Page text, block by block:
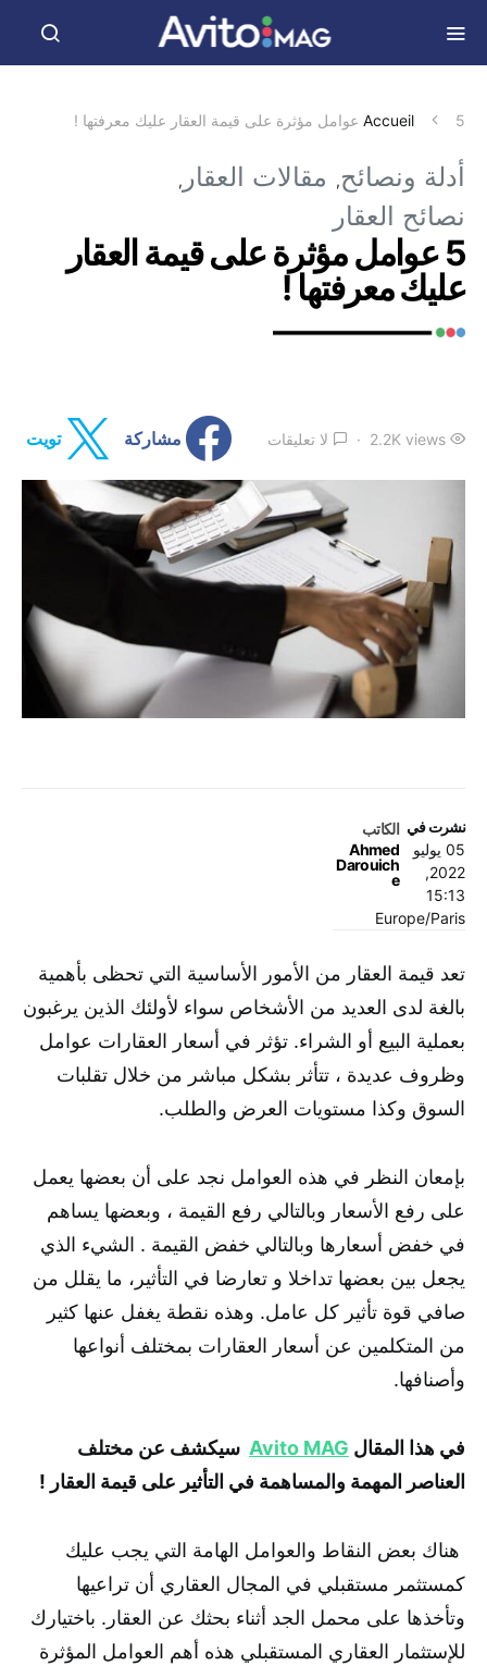
Accueil 5 عوامل مؤثرة على قيمة العقار عليك معرفتها !
أدلة ونصائح مقالات العقار
نصائح العقار
5 عوامل مؤثرة على قيمة العقار
عليك معرفتها !
2.2K views لا تعليقات
نشرت في
05 يوليو
2022,
15:13
Europe/Paris
الكاتب
Ahmed
Darouich
e
تعد قيمة العقار من الأمور الأساسية التي تحظى بأهمية
بالغة لدى العديد من الأشخاص سواء لأولئك الذين يرغبون
بعملية البيع أو الشراء. تؤثر في أسعار العقارات عوامل
وظروف عديدة ، تتأثر بشكل مباشر من خلال تقلبات
السوق وكذا مستويات العرض والطلب.
بإمعان النظر في هذه العوامل نجد على أن بعضها يعمل
على رفع الأسعار وبالتالي رفع القيمة ، وبعضها يساهم
في خفض أسعارها وبالتالي خفض القيمة . الشيء الذي
يجعل بين بعضها تداخلا و تعارضا في التأثير، ما يقلل من
صافي قوة تأثير كل عامل. وهذه نقطة يغفل عنها كثير
من المتكلمين عن أسعار العقارات بمختلف أنواعها
وأصنافها.
في هذا المقال Avito MAG سيكشف عن مختلف
العناصر المهمة والمساهمة في التأثير على قيمة العقار !
هناك بعض النقاط والعوامل الهامة التي يجب عليك
كمستثمر مستقبلي في المجال العقاري أن تراعيها
وتأخذها على محمل الجد أثناء بحثك عن العقار. باختيارك
للإستثمار العقاري المستقبلي هذه أهم العوامل المؤثرة